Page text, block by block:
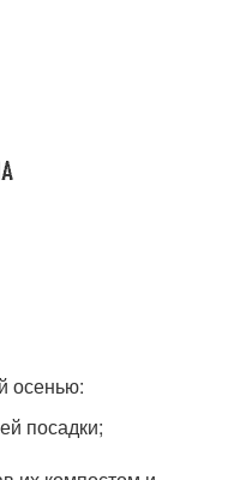
осенью:
посадки;